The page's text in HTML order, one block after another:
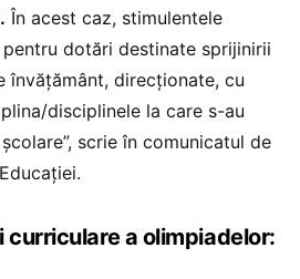
În acest caz, stimulentele
dotări destinate sprijinirii
învățământ, direcționate, cu
disciplinele la care s-au
scrie în comunicatul de
curriculare a olimpiadelor: